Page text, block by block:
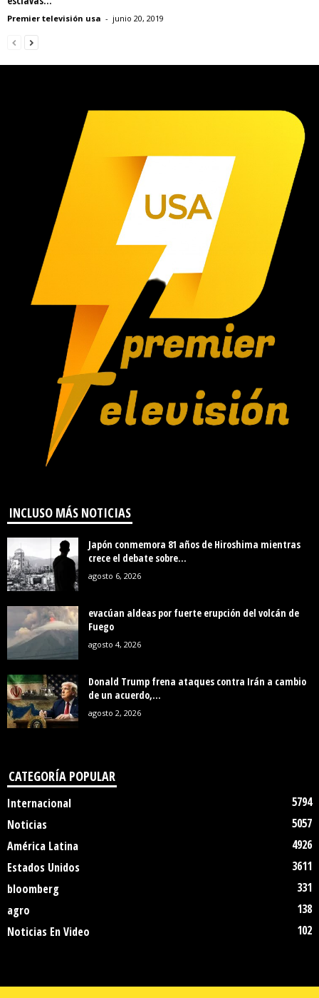
Premier televisión usa - junio 20, 2019
INCLUSO MÁS NOTICIAS
Japón conmemora 81 años de Hiroshima mientras
crece el debate sobre...
agosto 6, 2026
evacúan aldeas por fuerte erupción del volcán de
Fuego
agosto 4, 2026
Donald Trump frena ataques contra Irán a cambio
de un acuerdo,...
agosto 2, 2026
CATEGORÍA POPULAR
Internacional
5794
Noticias
5057
América Latina
4926
Estados Unidos
3611
bloomberg
331
agro
138
Noticias En Video
102